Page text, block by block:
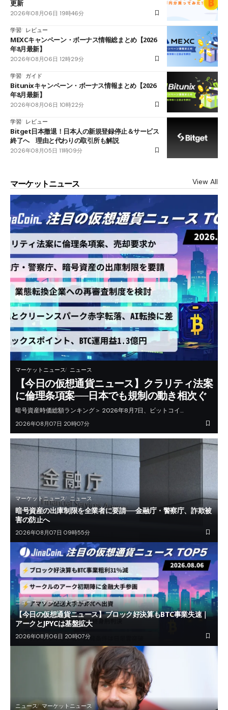
更新
2026年08月06日 19時46分
学習 レビュー
MEXCキャンペーン・ボーナス情報総まとめ【2026
年8月最新】
2026年08月06日 12時29分
学習 ガイド
Bitunixキャンペーン・ボーナス情報まとめ【2026
年8月最新】
2026年08月06日 10時22分
学習 レビュー
Bitget日本撤退！日本人の新規登録停止＆サービス
終了へ 理由と代わりの取引所も解説
2026年08月05日 11時09分
マーケットニュース View All
マーケットニュース ニュース
【今日の仮想通貨ニュース】クラリティ法案
に倫理条項案──日本でも規制の動き相次ぐ
暗号資産時価総額ランキング＞ 2026年8月7日、ビットコイ…
2026年08月07日 20時07分
マーケットニュース ニュース
暗号資産の出庫制限を全業者に要請──金融庁・警察庁、詐欺被
害の防止へ
2026年08月07日 09時55分
ニュース マーケットニュース
【今日の仮想通貨ニュース】ブロック好決算もBTC事業失速｜
アークとJPYCは基盤拡大
2026年08月06日 20時07分
ニュース マーケットニュース